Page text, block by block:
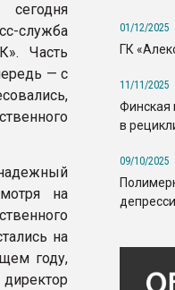
служба
Часть
— с
на
на
году,
01/12/2025
ГК
11/11/2025
Финская
в
09/10/2025